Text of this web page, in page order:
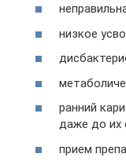
низкое
ранний
даже до их
прием